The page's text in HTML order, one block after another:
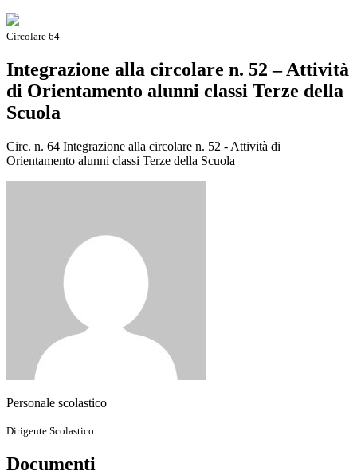
Circolare 64
Integrazione alla circolare n. 52 – Attività
di Orientamento alunni classi Terze della
Scuola
Circ. n. 64 Integrazione alla circolare n. 52 - Attività di
Orientamento alunni classi Terze della Scuola
Personale scolastico
Dirigente Scolastico
Documenti